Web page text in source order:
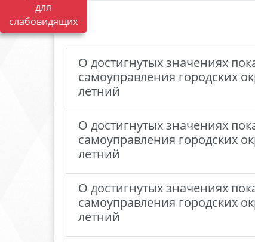
для
слабовидящих
О достигнутых значениях
самоуправления городских
летний
О достигнутых значениях
самоуправления городских
летний
О достигнутых значениях
самоуправления городских
летний